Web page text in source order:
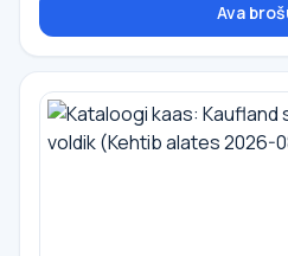
Ava